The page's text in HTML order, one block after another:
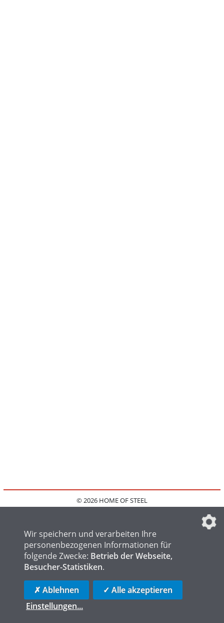
© 2026 HOME OF STEEL
IMPRESSUM
FAQ
DATENSCHUTZEINSTELLUNGEN
HOME OF WELDING
HOME OF LOGISTICS
Wir speichern und verarbeiten Ihre
personenbezogenen Informationen für
folgende Zwecke: Betrieb der Webseite,
Besucher-Statistiken.
✗ Ablehnen
✓ Alle akzeptieren
Einstellungen...